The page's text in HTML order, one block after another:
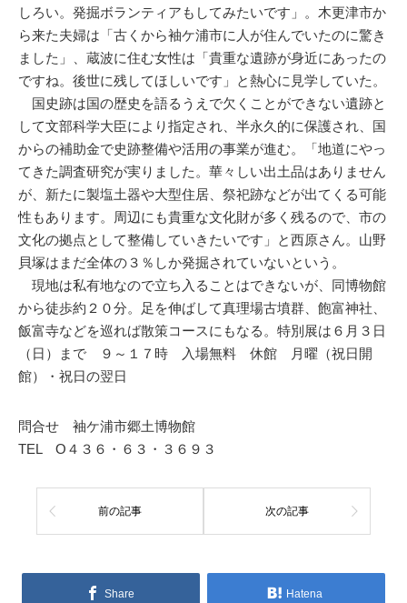
しろい。発掘ボランティアもしてみたいです」。木更津市か
ら来た夫婦は「古くから袖ケ浦市に人が住んでいたのに驚き
ました」、蔵波に住む女性は「貴重な遺跡が身近にあったの
ですね。後世に残してほしいです」と熱心に見学していた。
国史跡は国の歴史を語るうえで欠くことができない遺跡と
して文部科学大臣により指定され、半永久的に保護され、国
からの補助金で史跡整備や活用の事業が進む。「地道にやっ
てきた調査研究が実りました。華々しい出土品はありません
が、新たに製塩土器や大型住居、祭祀跡などが出てくる可能
性もあります。周辺にも貴重な文化財が多く残るので、市の
文化の拠点として整備していきたいです」と西原さん。山野
貝塚はまだ全体の３％しか発掘されていないという。
現地は私有地なので立ち入ることはできないが、同博物館
から徒歩約２０分。足を伸ばして真理場古墳群、飽富神社、
飯富寺などを巡れば散策コースにもなる。特別展は６月３日
（日）まで ９～１７時 入場無料 休館 月曜（祝日開
館）・祝日の翌日
問合せ 袖ケ浦市郷土博物館
TEL O４３６・６３・３６９３
前の記事 次の記事
Share Hatena